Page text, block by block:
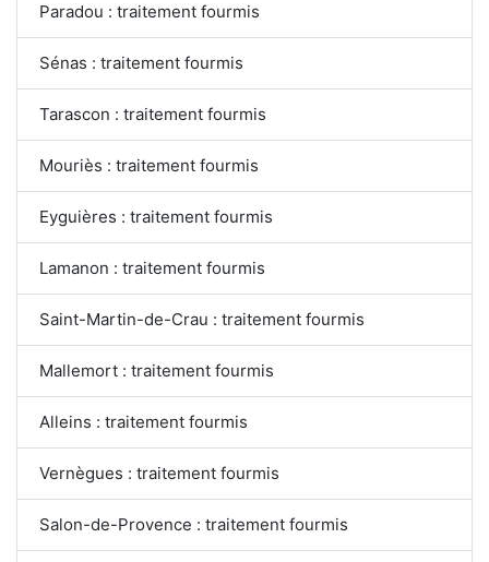
Paradou : traitement fourmis
Sénas : traitement fourmis
Tarascon : traitement fourmis
Mouriès : traitement fourmis
Eyguières : traitement fourmis
Lamanon : traitement fourmis
Saint-Martin-de-Crau : traitement fourmis
Mallemort : traitement fourmis
Alleins : traitement fourmis
Vernègues : traitement fourmis
Salon-de-Provence : traitement fourmis